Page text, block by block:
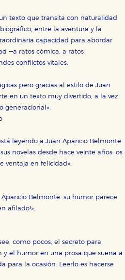
texto que transita con naturalidad
entre la aventura y la
capacidad para abordar
—a ratos cómica, a ratos
conflictos vitales.
pero gracias al estilo de Juan
en un texto muy divertido, a la vez
generacional».
leyendo a Juan Aparicio Belmonte
novelas desde hace veinte años: os
ventaja en felicidad».
Aparicio Belmonte: su humor parece
afilado!».
como pocos, el secreto para
y el humor en una prosa que suena a
para la ocasión. Leerlo es hacerse